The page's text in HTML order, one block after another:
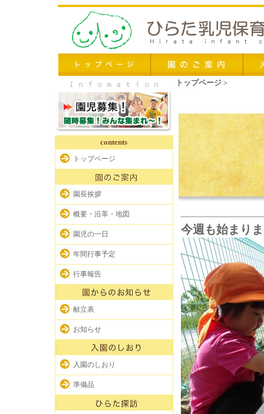
contents
トップページ
園長挨拶
概要・沿革・地図
園児の一日
年間行事予定
行事報告
献立表
お知らせ
入園のしおり
準備品
トップページ＞
今週も始まり